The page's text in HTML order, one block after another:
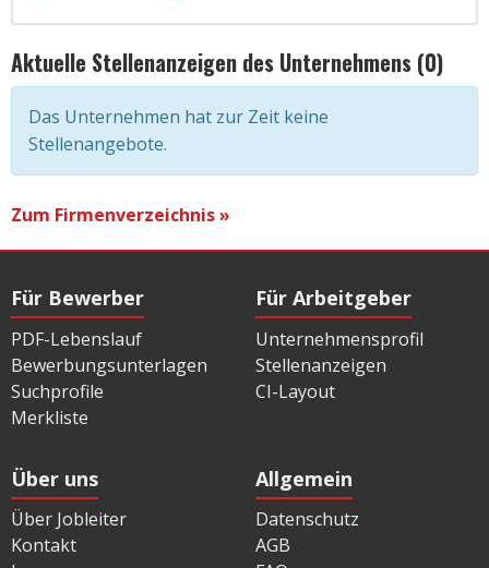
Aktuelle Stellenanzeigen des Unternehmens (0)
Das Unternehmen hat zur Zeit keine
Stellenangebote.
Zum Firmenverzeichnis »
Für Bewerber
PDF-Lebenslauf
Bewerbungsunterlagen
Suchprofile
Merkliste
Für Arbeitgeber
Unternehmensprofil
Stellenanzeigen
CI-Layout
Über uns
Über Jobleiter
Kontakt
Allgemein
Datenschutz
AGB